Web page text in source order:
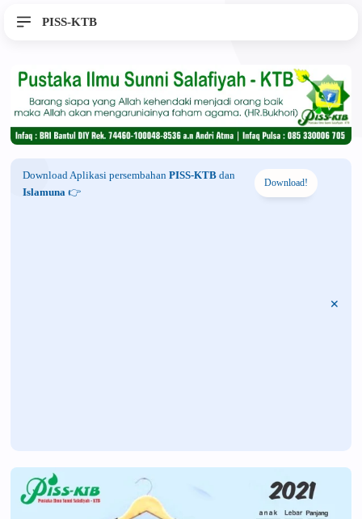
PISS-KTB
Download Aplikasi persembahan PISS-KTB dan
Islamuna 👉
Download!